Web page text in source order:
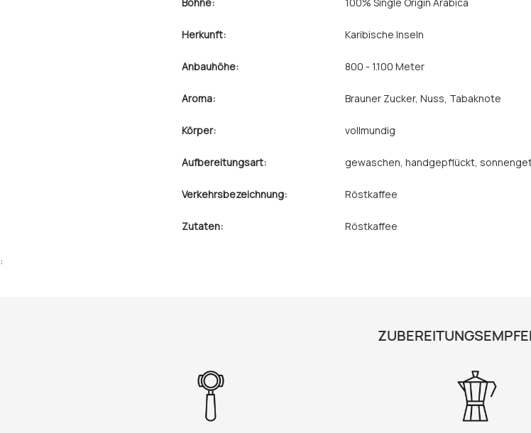
Herkunft: Karibische Inseln
Anbauhöhe: 800 - 1.100 Meter
Aroma: Brauner Zucker, Nuss, Tabaknote
Körper: vollmundig
Aufbereitungsart: gewaschen, handgepflückt,
Verkehrsbezeichnung: Röstkaffee
Zutaten: Röstkaffee
: